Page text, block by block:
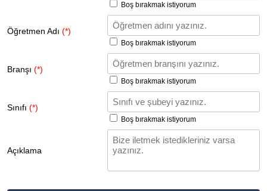
Boş bırakmak istiyorum
Öğretmen Adı (*)
Boş bırakmak istiyorum
Branşı (*)
Boş bırakmak istiyorum
Sınıfı (*)
Boş bırakmak istiyorum
Açıklama